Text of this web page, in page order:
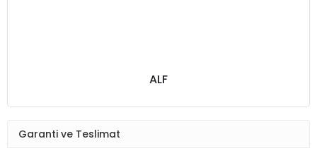
ALF
Garanti ve Teslimat